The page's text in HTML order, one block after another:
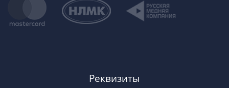
Реквизиты